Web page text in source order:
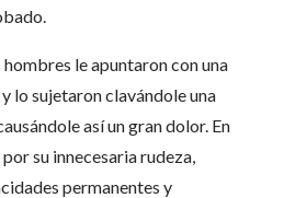
le apuntaron con una
lo sujetaron clavándole una
así un gran dolor. En
su innecesaria rudeza,
permanentes y